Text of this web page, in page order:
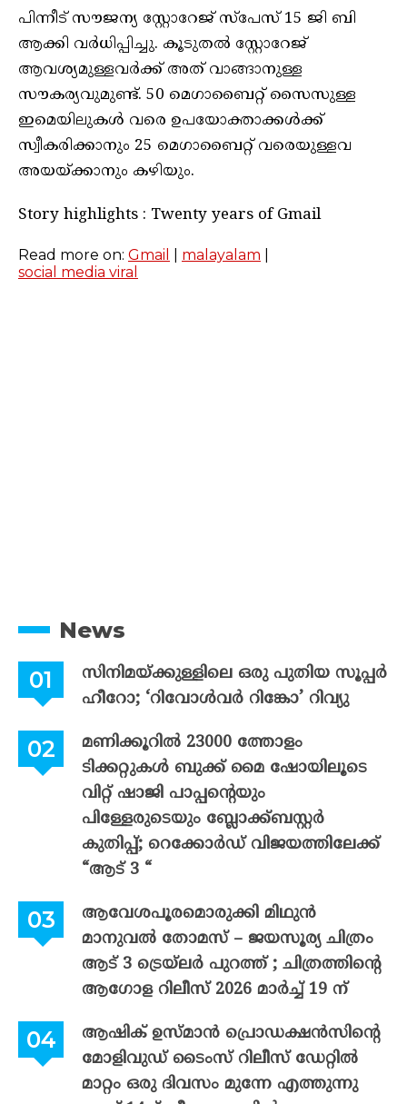
പിന്നീട് സൗജന്യ സ്റ്റോറേജ് സ്പേസ് 15 ജി ബി
ആക്കി വര്‍ധിപ്പിച്ചു. കൂടുതല്‍ സ്റ്റോറേജ്
ആവശ്യമുള്ളവര്‍ക്ക് അത് വാങ്ങാനുള്ള
സൗകര്യവുമുണ്ട്. 50 മെഗാബൈറ്റ് സൈസുള്ള
ഇമെയിലുകള്‍ വരെ ഉപയോക്താക്കള്‍ക്ക്
സ്വീകരിക്കാനും 25 മെഗാബൈറ്റ് വരെയുള്ളവ
അയയ്ക്കാനും കഴിയും.
Story highlights : Twenty years of Gmail
Read more on: Gmail malayalam
social media viral
News
സിനിമയ്ക്കുള്ളിലെ ഒരു പുതിയ സൂപ്പർ
ഹീറോ; ‘റിവോൾവർ റിങ്കോ’ റിവ്യു
മണിക്കൂറിൽ 23000 ത്തോളം
ടിക്കറ്റുകൾ ബുക്ക് മൈ ഷോയിലൂടെ
വിറ്റ് ഷാജി പാപ്പന്റെയും
പിള്ളേരുടെയും ബ്ലോക്ക്ബസ്റ്റർ
കുതിപ്പ്; റെക്കോർഡ് വിജയത്തിലേക്ക്
“ആട് 3 “
ആവേശപൂരമൊരുക്കി മിഥുൻ
മാനുവൽ തോമസ് – ജയസൂര്യ ചിത്രം
ആട് 3 ട്രെയ്‌ലർ പുറത്ത് ; ചിത്രത്തിന്റെ
ആഗോള റിലീസ് 2026 മാർച്ച് 19 ന്
ആഷിക് ഉസ്മാൻ പ്രൊഡക്ഷൻസിന്റെ
മോളിവുഡ് ടൈംസ് റിലീസ് ഡേറ്റിൽ
മാറ്റം ഒരു ദിവസം മുന്നേ എത്തുന്നു